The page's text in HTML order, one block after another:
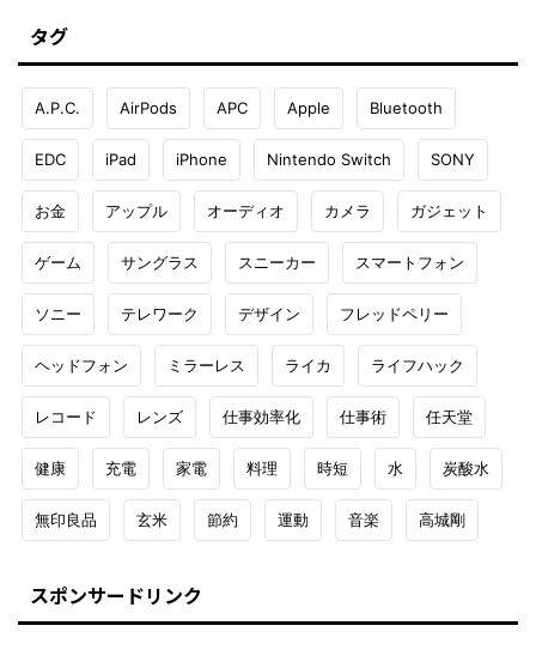
タグ
A.P.C. AirPods APC Apple Bluetooth
EDC iPad iPhone Nintendo Switch SONY
お金 アップル オーディオ カメラ ガジェット
ゲーム サングラス スニーカー スマートフォン
ソニー テレワーク デザイン フレッドペリー
ヘッドフォン ミラーレス ライカ ライフハック
レコード レンズ 仕事効率化 仕事術 任天堂
健康 充電 家電 料理 時短 水 炭酸水
無印良品 玄米 節約 運動 音楽 高城剛
スポンサードリンク